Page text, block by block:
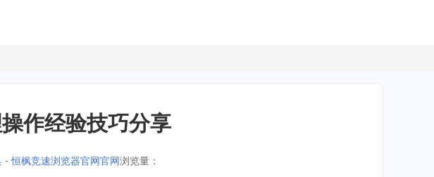
作经验技巧分享
恒枫竞速浏览器官网官网浏览量：